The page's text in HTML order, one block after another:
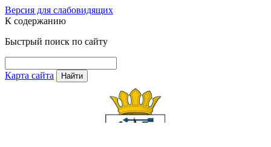
Версия для слабовидящих
К содержанию
Быстрый поиск по сайту
Карта сайта Найти